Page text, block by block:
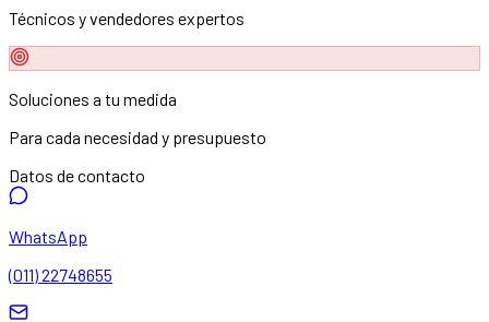
Técnicos y vendedores expertos
Soluciones a tu medida
Para cada necesidad y presupuesto
Datos de contacto
WhatsApp
(011) 22748655